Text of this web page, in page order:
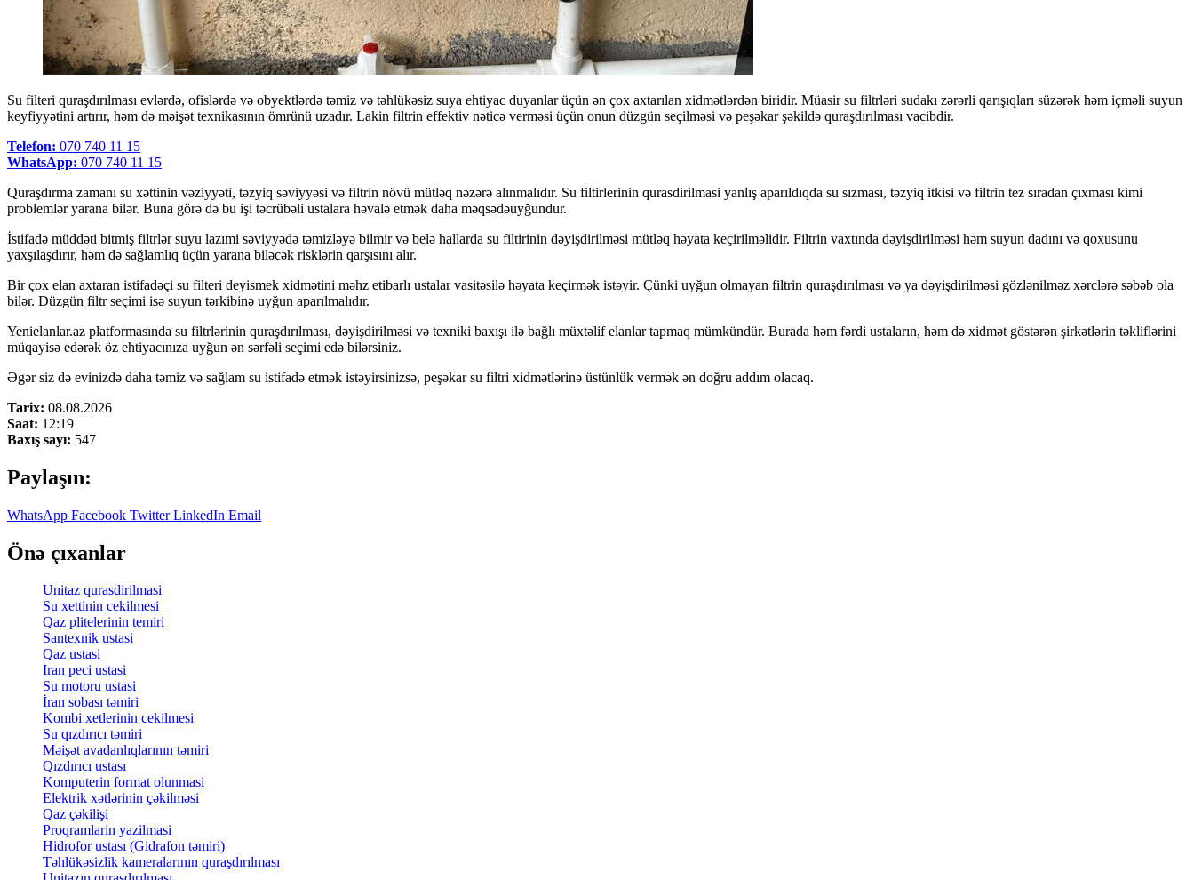
Su filteri quraşdırılması evlərdə, ofislərdə və obyektlərdə təmiz və təhlükəsiz suya ehtiyac duyanlar üçün ən çox axtarılan xidmətlərdən biridir. Müasir su filtrləri sudakı zərərli qarışıqları süzərək həm içməli suyun
keyfiyyətini artırır, həm də məişət texnikasının ömrünü uzadır. Lakin filtrin effektiv nəticə verməsi üçün onun düzgün seçilməsi və peşəkar şəkildə quraşdırılması vacibdir.
Telefon: 070 740 11 15
WhatsApp: 070 740 11 15
Quraşdırma zamanı su xəttinin vəziyyəti, təzyiq səviyyəsi və filtrin növü mütləq nəzərə alınmalıdır. Su filtirlerinin qurasdirilmasi yanlış aparıldıqda su sızması, təzyiq itkisi və filtrin tez sıradan çıxması kimi
problemlər yarana bilər. Buna görə də bu işi təcrübəli ustalara həvalə etmək daha məqsədəuyğundur.
İstifadə müddəti bitmiş filtrlər suyu lazımi səviyyədə təmizləyə bilmir və belə hallarda su filtirinin dəyişdirilməsi mütləq həyata keçirilməlidir. Filtrin vaxtında dəyişdirilməsi həm suyun dadını və qoxusunu
yaxşılaşdırır, həm də sağlamlıq üçün yarana biləcək risklərin qarşısını alır.
Bir çox elan axtaran istifadəçi su filteri deyismek xidmətini məhz etibarlı ustalar vasitəsilə həyata keçirmək istəyir. Çünki uyğun olmayan filtrin quraşdırılması və ya dəyişdirilməsi gözlənilməz xərclərə səbəb ola
bilər. Düzgün filtr seçimi isə suyun tərkibinə uyğun aparılmalıdır.
Yenielanlar.az platformasında su filtrlərinin quraşdırılması, dəyişdirilməsi və texniki baxışı ilə bağlı müxtəlif elanlar tapmaq mümkündür. Burada həm fərdi ustaların, həm də xidmət göstərən şirkətlərin təkliflərini
müqayisə edərək öz ehtiyacınıza uyğun ən sərfəli seçimi edə bilərsiniz.
Əgər siz də evinizdə daha təmiz və sağlam su istifadə etmək istəyirsinizsə, peşəkar su filtri xidmətlərinə üstünlük vermək ən doğru addım olacaq.
Tarix: 08.08.2026
Saat: 12:19
Baxış sayı: 547
Paylaşın:
WhatsApp Facebook TwitterLinkedIn Email
Önə çıxanlar
Unitaz qurasdirilmasi
Su xettinin cekilmesi
Qaz plitelerinin temiri
Santexnik ustasi
Qaz ustasi
Iran peci ustasi
Su motoru ustasi
İran sobası təmiri
Kombi xetlerinin cekilmesi
Su qızdırıcı təmiri
Məişət avadanlıqlarının təmiri
Qızdırıcı ustası
Komputerin format olunmasi
Elektrik xətlərinin çəkilməsi
Qaz çəkilişi
Proqramlarin yazilmasi
Hidrofor ustası (Gidrafon təmiri)
Təhlükəsizlik kameralarının quraşdırılması